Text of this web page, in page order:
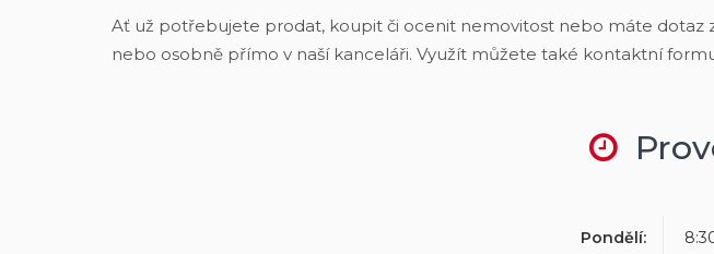
Ať už potřebujete prodat, koupit či ocenit nemovitost nebo máte dotaz
nebo osobně přímo v naší kanceláři. Využít můžete také kontaktní
Pondělí: